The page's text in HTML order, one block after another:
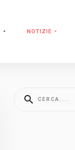
NOTIZIE